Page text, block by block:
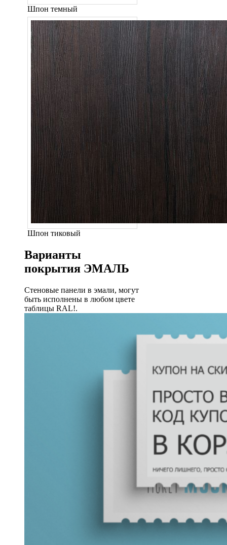
Шпон темный
Шпон тиковый
Варианты
покрытия ЭМАЛЬ
Стеновые панели в эмали, могут
быть исполнены в любом цвете
таблицы RAL!.